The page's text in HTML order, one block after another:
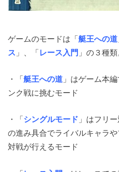
ゲームのモードは「艇王への道
ス 」、「レース入門 」の３種類
・「艇王への道 」はゲーム本
ンク戦に挑むモード
・「 シングルモード 」はフリ
の進み具合でライバルキャラ
対戦が行えるモード